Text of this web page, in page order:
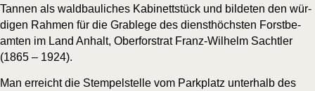
Tan­nen als wald­bau­li­ches Kabi­nett­stück und bil­de­ten den wür­
di­gen Rah­men für die Grab­le­ge des dienst­höchs­ten Forst­be­
am­ten im Land Anhalt, Ober­forst­rat Franz-Wil­helm Sach­t­ler
(1865 – 1924).
Man erreicht die Stem­pel­stel­le vom Park­platz unter­halb des